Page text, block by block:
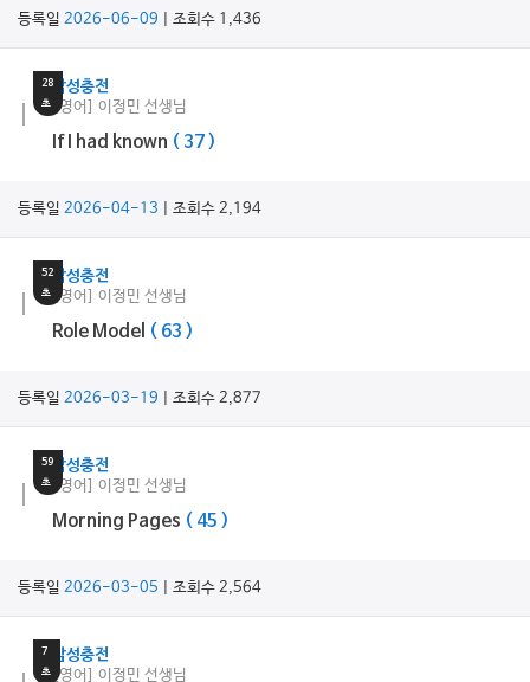
등록일 2026-06-09 | 조회수 1,436
28
초
감성충전
[영어] 이정민 선생님
If I had known ( 37 )
등록일 2026-04-13 | 조회수 2,194
52
초
감성충전
[영어] 이정민 선생님
Role Model ( 63 )
등록일 2026-03-19 | 조회수 2,877
59
초
감성충전
[영어] 이정민 선생님
Morning Pages ( 45 )
등록일 2026-03-05 | 조회수 2,564
7
초
감성충전
[영어] 이정민 선생님